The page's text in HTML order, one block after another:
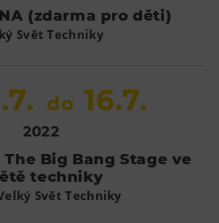
(zdarma pro děti)
Svět Techniky
do 16.7.
2022
The Big Bang Stage ve
techniky
Svět Techniky